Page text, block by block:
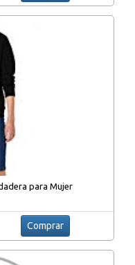
para Mujer
Comprar